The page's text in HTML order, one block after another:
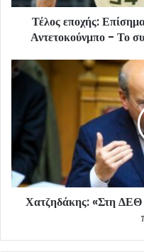
Τέλος εποχής:
Αντετοκούνμπο - Το
Χατζηδάκης: «Στη ΔΕΘ